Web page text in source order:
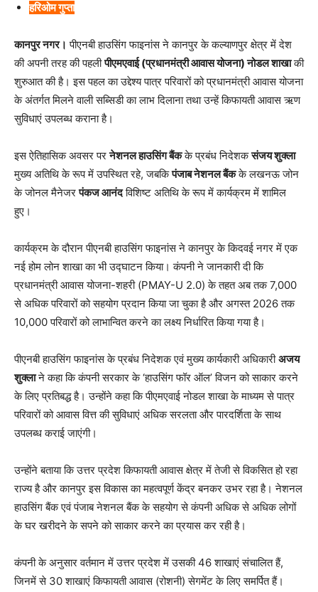
हरिओम गुप्ता
कानपुर नगर। पीएनबी हाउसिंग फाइनांस ने कानपुर के कल्याणपुर क्षेत्र में देश
की अपनी तरह की पहलीपीएमएवाई (प्रधानमंत्री आवास योजना) नोडल शाखाकी
शुरुआत की है। इस पहल का उद्देश्य पात्र परिवारों को प्रधानमंत्री आवास योजना
के अंतर्गत मिलने वाली सब्सिडी का लाभ दिलाना तथा उन्हें किफायती आवास ऋण
सुविधाएं उपलब्ध कराना है।
इस ऐतिहासिक अवसर परनेशनल हाउसिंग बैंकके प्रबंध निदेशकसंजय शुक्ला
मुख्य अतिथि के रूप में उपस्थित रहे, जबकिपंजाब नेशनल बैंकके लखनऊ जोन
के जोनल मैनेजरपंकज आनंदविशिष्ट अतिथि के रूप में कार्यक्रम में शामिल
हुए।
कार्यक्रम के दौरान पीएनबी हाउसिंग फाइनांस ने कानपुर के किदवई नगर में एक
नई होम लोन शाखा का भी उद्घाटन किया। कंपनी ने जानकारी दी कि
प्रधानमंत्री आवास योजना-शहरी (PMAY-U 2.0) के तहत अब तक 7,000
से अधिक परिवारों को सहयोग प्रदान किया जा चुका है और अगस्त 2026 तक
10,000 परिवारों को लाभान्वित करने का लक्ष्य निर्धारित किया गया है।
पीएनबी हाउसिंग फाइनांस के प्रबंध निदेशक एवं मुख्य कार्यकारी अधिकारीअजय
शुक्लाने कहा कि कंपनी सरकार के ‘हाउसिंग फॉर ऑल’ विजन को साकार करने
के लिए प्रतिबद्ध है। उन्होंने कहा कि पीएमएवाई नोडल शाखा के माध्यम से पात्र
परिवारों को आवास वित्त की सुविधाएं अधिक सरलता और पारदर्शिता के साथ
उपलब्ध कराई जाएंगी।
उन्होंने बताया कि उत्तर प्रदेश किफायती आवास क्षेत्र में तेजी से विकसित हो रहा
राज्य है और कानपुर इस विकास का महत्वपूर्ण केंद्र बनकर उभर रहा है। नेशनल
हाउसिंग बैंक एवं पंजाब नेशनल बैंक के सहयोग से कंपनी अधिक से अधिक लोगों
के घर खरीदने के सपने को साकार करने का प्रयास कर रही है।
कंपनी के अनुसार वर्तमान में उत्तर प्रदेश में उसकी 46 शाखाएं संचालित हैं,
जिनमें से 30 शाखाएं किफायती आवास (रोशनी) सेगमेंट के लिए समर्पित हैं।